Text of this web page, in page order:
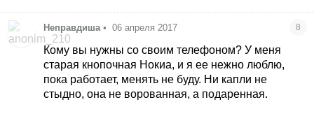
Неправдиша • 06 апреля 2017 8
Кому вы нужны со своим телефоном? У меня
старая кнопочная Нокиа, и я ее нежно люблю,
пока работает, менять не буду. Ни капли не
стыдно, она не ворованная, а подаренная.